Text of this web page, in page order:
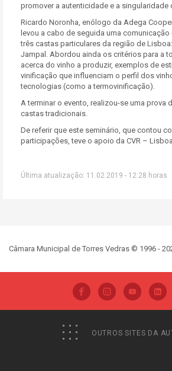
promover a autenticidade e a singularidade
Ricardo Noronha, enólogo da Adega
levou a cabo de seguida uma
três castas particulares da região de
Jampal. Abordou ainda os critérios para a
acerca do vinho a produzir, exemplos de
vinificação que influenciam o perfil dos
tecnologias (como a termovinificação).
A terminar o evento, realizou-se uma prova
castas tradicionais.
De referir que este seminário, que contou
participações, teve o apoio da CVR –
Última atualização: 11.02.2019 - 12:28 horas
Câmara Municipal de Torres Vedras © 1996 -
OUTROS SITES DA